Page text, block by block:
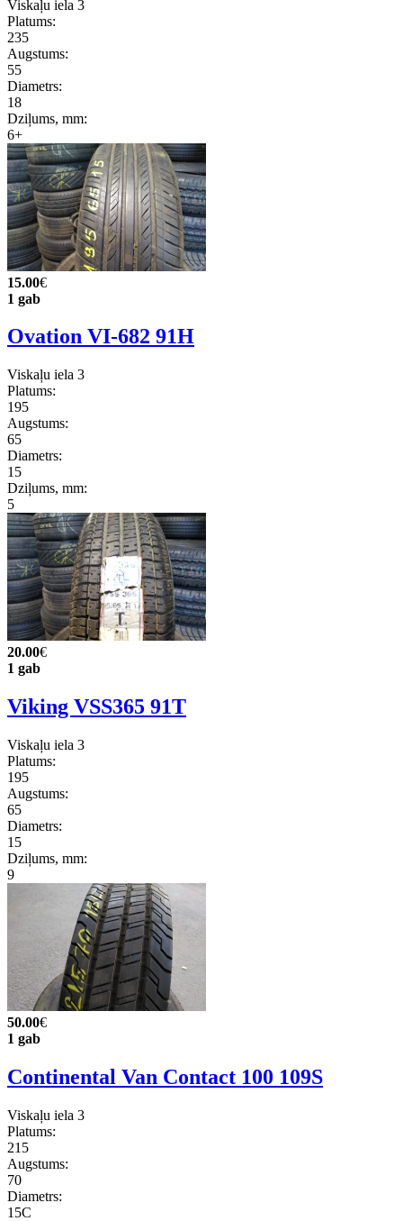
Viskaļu iela 3
Platums:
235
Augstums:
55
Diametrs:
18
Dziļums, mm:
6+
15.00€
1 gab
Ovation VI-682 91H
Viskaļu iela 3
Platums:
195
Augstums:
65
Diametrs:
15
Dziļums, mm:
5
20.00€
1 gab
Viking VSS365 91T
Viskaļu iela 3
Platums:
195
Augstums:
65
Diametrs:
15
Dziļums, mm:
9
50.00€
1 gab
Continental Van Contact 100 109S
Viskaļu iela 3
Platums:
215
Augstums:
70
Diametrs:
15C